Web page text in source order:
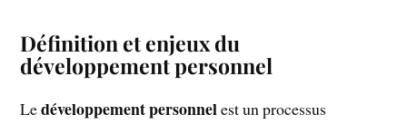
Définition et enjeux du
développement personnel
Ledéveloppement personnelest un processus